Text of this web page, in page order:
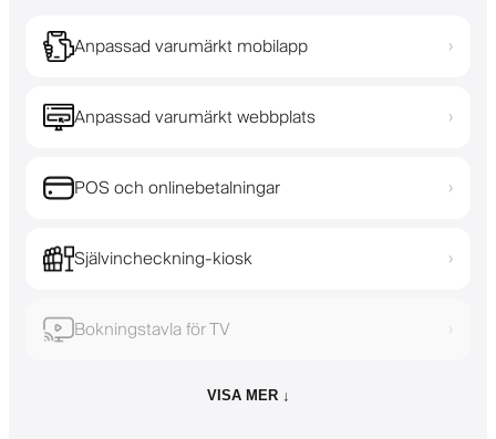
Anpassad varumärkt mobilapp ›
Anpassad varumärkt webbplats ›
POS och onlinebetalningar ›
Självincheckning-kiosk ›
Bokningstavla för TV ›
VISA MER ↓